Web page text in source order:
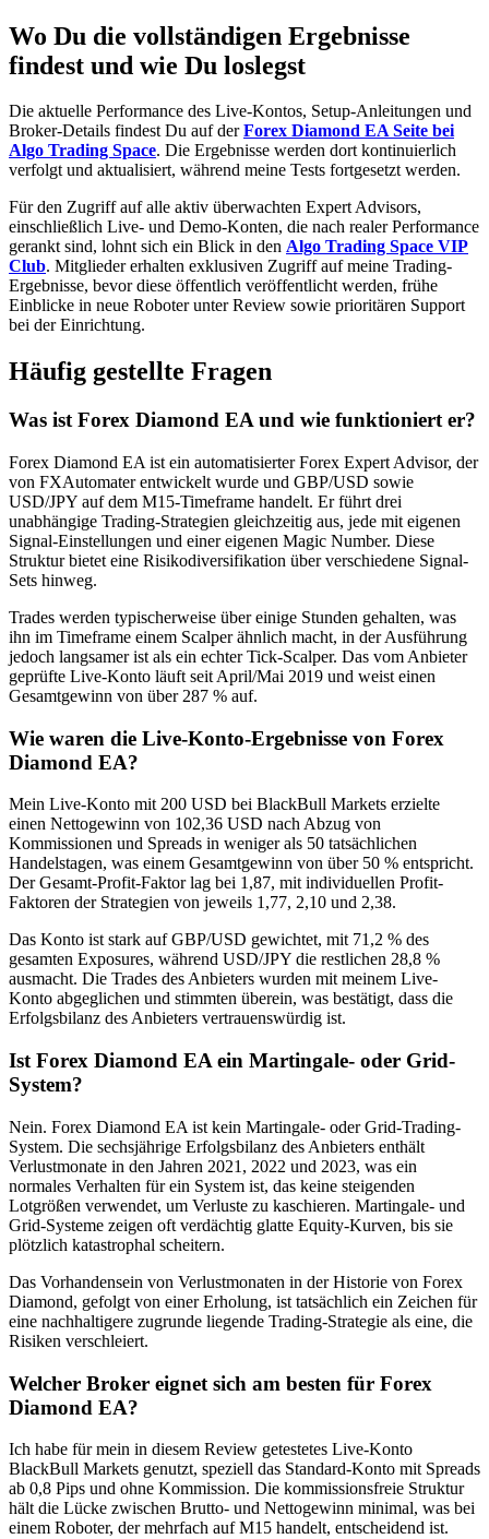
Wo Du die vollständigen Ergebnisse
findest und wie Du loslegst
Die aktuelle Performance des Live-Kontos, Setup-Anleitungen und
Broker-Details findest Du auf derForex Diamond EA Seite bei
Algo Trading Space. Die Ergebnisse werden dort kontinuierlich
verfolgt und aktualisiert, während meine Tests fortgesetzt werden.
Für den Zugriff auf alle aktiv überwachten Expert Advisors,
einschließlich Live- und Demo-Konten, die nach realer Performance
gerankt sind, lohnt sich ein Blick in den Algo Trading Space VIP
Club. Mitglieder erhalten exklusiven Zugriff auf meine Trading-
Ergebnisse, bevor diese öffentlich veröffentlicht werden, frühe
Einblicke in neue Roboter unter Review sowie prioritären Support
bei der Einrichtung.
Häufig gestellte Fragen
Was ist Forex Diamond EA und wie funktioniert er?
Forex Diamond EA ist ein automatisierter Forex Expert Advisor, der
von FXAutomater entwickelt wurde und GBP/USD sowie
USD/JPY auf dem M15-Timeframe handelt. Er führt drei
unabhängige Trading-Strategien gleichzeitig aus, jede mit eigenen
Signal-Einstellungen und einer eigenen Magic Number. Diese
Struktur bietet eine Risikodiversifikation über verschiedene Signal-
Sets hinweg.
Trades werden typischerweise über einige Stunden gehalten, was
ihn im Timeframe einem Scalper ähnlich macht, in der Ausführung
jedoch langsamer ist als ein echter Tick-Scalper. Das vom Anbieter
geprüfte Live-Konto läuft seit April/Mai 2019 und weist einen
Gesamtgewinn von über 287 % auf.
Wie waren die Live-Konto-Ergebnisse von Forex
Diamond EA?
Mein Live-Konto mit 200 USD bei BlackBull Markets erzielte
einen Nettogewinn von 102,36 USD nach Abzug von
Kommissionen und Spreads in weniger als 50 tatsächlichen
Handelstagen, was einem Gesamtgewinn von über 50 % entspricht.
Der Gesamt-Profit-Faktor lag bei 1,87, mit individuellen Profit-
Faktoren der Strategien von jeweils 1,77, 2,10 und 2,38.
Das Konto ist stark auf GBP/USD gewichtet, mit 71,2 % des
gesamten Exposures, während USD/JPY die restlichen 28,8 %
ausmacht. Die Trades des Anbieters wurden mit meinem Live-
Konto abgeglichen und stimmten überein, was bestätigt, dass die
Erfolgsbilanz des Anbieters vertrauenswürdig ist.
Ist Forex Diamond EA ein Martingale- oder Grid-
System?
Nein. Forex Diamond EA ist kein Martingale- oder Grid-Trading-
System. Die sechsjährige Erfolgsbilanz des Anbieters enthält
Verlustmonate in den Jahren 2021, 2022 und 2023, was ein
normales Verhalten für ein System ist, das keine steigenden
Lotgrößen verwendet, um Verluste zu kaschieren. Martingale- und
Grid-Systeme zeigen oft verdächtig glatte Equity-Kurven, bis sie
plötzlich katastrophal scheitern.
Das Vorhandensein von Verlustmonaten in der Historie von Forex
Diamond, gefolgt von einer Erholung, ist tatsächlich ein Zeichen für
eine nachhaltigere zugrunde liegende Trading-Strategie als eine, die
Risiken verschleiert.
Welcher Broker eignet sich am besten für Forex
Diamond EA?
Ich habe für mein in diesem Review getestetes Live-Konto
BlackBull Markets genutzt, speziell das Standard-Konto mit Spreads
ab 0,8 Pips und ohne Kommission. Die kommissionsfreie Struktur
hält die Lücke zwischen Brutto- und Nettogewinn minimal, was bei
einem Roboter, der mehrfach auf M15 handelt, entscheidend ist.